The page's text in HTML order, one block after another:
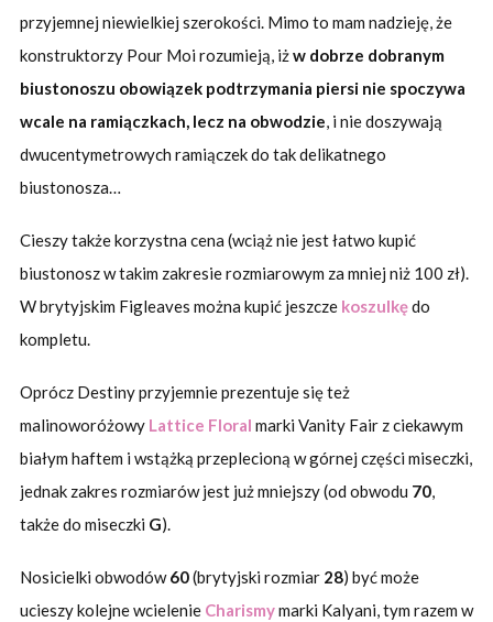
przyjemnej niewielkiej szerokości. Mimo to mam nadzieję, że
konstruktorzy Pour Moi rozumieją, iżw dobrze dobranym
biustonoszu obowiązek podtrzymania piersi nie spoczywa
wcale na ramiączkach, lecz na obwodzie, i nie doszywają
dwucentymetrowych ramiączek do tak delikatnego
biustonosza…
Cieszy także korzystna cena (wciąż nie jest łatwo kupić
biustonosz w takim zakresie rozmiarowym za mniej niż 100 zł).
W brytyjskim Figleaves można kupić jeszcze koszulkędo
kompletu.
Oprócz Destiny przyjemnie prezentuje się też
malinoworóżowy Lattice Floral marki Vanity Fair z ciekawym
białym haftem i wstążką przeplecioną w górnej części miseczki,
jednak zakres rozmiarów jest już mniejszy (od obwodu 70,
także do miseczki G).
Nosicielki obwodów60(brytyjski rozmiar 28) być może
ucieszy kolejne wcielenie Charismymarki Kalyani, tym razem w